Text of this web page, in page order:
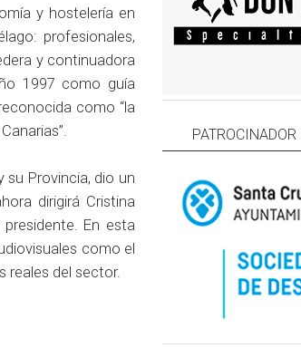
y hostelería en
profesionales,
y continuadora
1997 como guía
como “la
su Provincia, dio un
dirigirá Cristina
En esta
como el
reales del sector.